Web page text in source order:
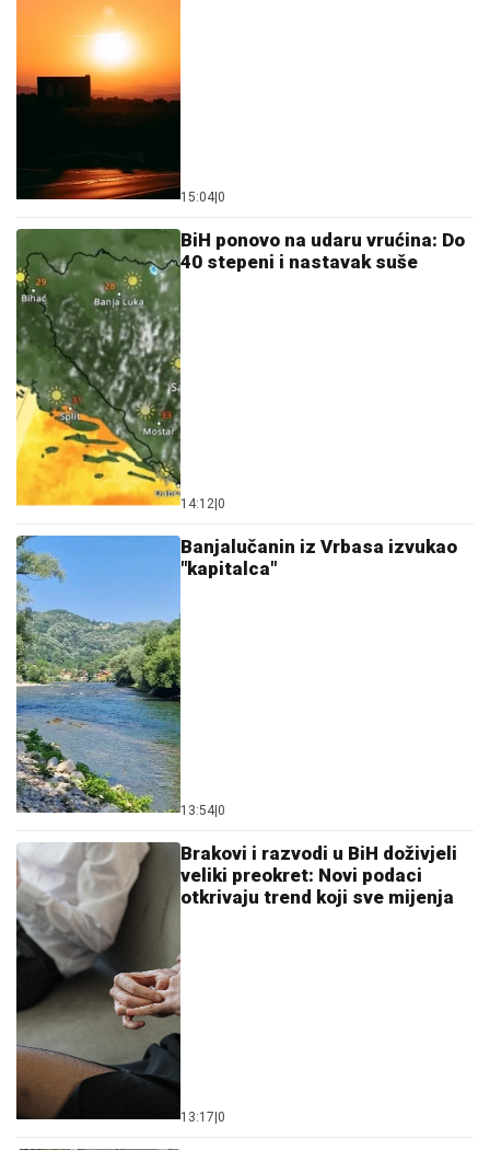
15:04|0
BiH ponovo na udaru vrućina: Do
40 stepeni i nastavak suše
14:12|0
Banjalučanin iz Vrbasa izvukao
"kapitalca"
13:54|0
Brakovi i razvodi u BiH doživjeli
veliki preokret: Novi podaci
otkrivaju trend koji sve mijenja
13:17|0